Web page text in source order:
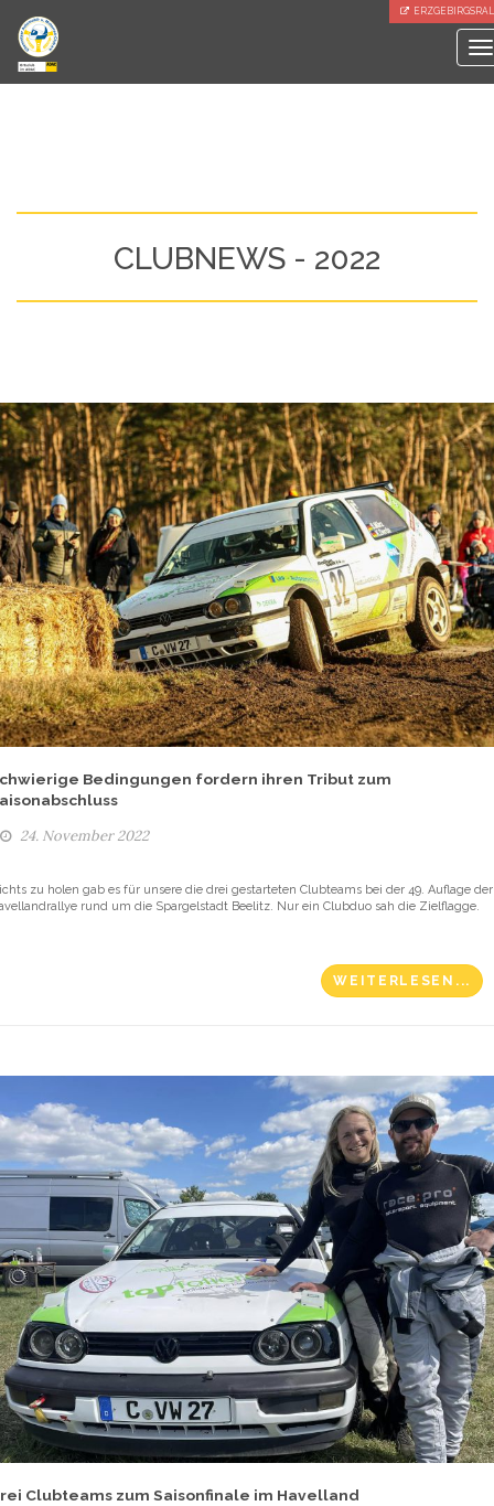
CLUBNEWS - 2022
Bedingungen fordern ihren Tribut zum
24. November 2022
zu holen gab es für unsere die drei gestarteten Clubteams bei der 49. Auflage der
rund um die Spargelstadt Beelitz. Nur ein Clubduo sah die Zielflagge.
WEITERLESEN...
Clubteams zum Saisonfinale im Havelland